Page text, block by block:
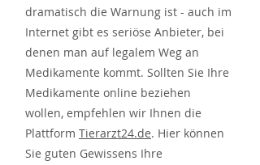
dramatisch die Warnung ist - auch im
Internet gibt es seriöse Anbieter, bei
denen man auf legalem Weg an
Medikamente kommt. Sollten Sie Ihre
Medikamente online beziehen
wollen, empfehlen wir Ihnen die
Plattform Tierarzt24.de. Hier können
Sie guten Gewissens Ihre